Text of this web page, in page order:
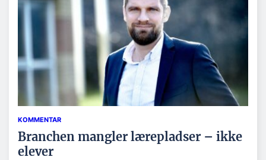
KOMMENTAR
Branchen mangler lærepladser – ikke
elever